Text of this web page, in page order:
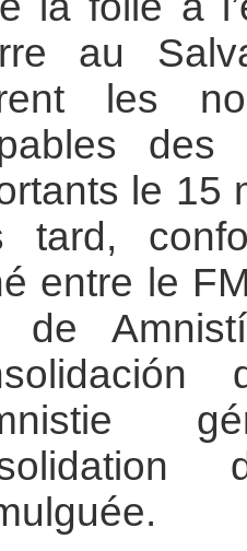
au
les
des
le 15
tard,
entre le
de